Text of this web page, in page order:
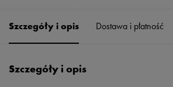
S Powiadom o dostępności
Szczegóły i opis Dostawa i płatność
Szczegóły i opis